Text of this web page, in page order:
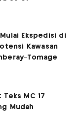
Ekspedisi di
Kawasan
MC 17
Mudah